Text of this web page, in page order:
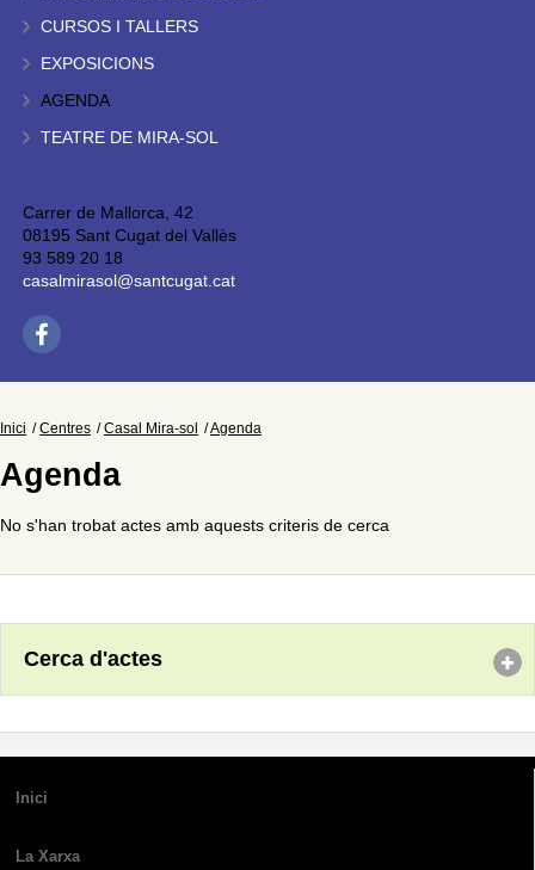
CURSOS I TALLERS
EXPOSICIONS
AGENDA
TEATRE DE MIRA-SOL
Carrer de Mallorca, 42
08195 Sant Cugat del Vallès
93 589 20 18
casalmirasol@santcugat.cat
Inici Centres Casal Mira-sol Agenda
Agenda
No s'han trobat actes amb aquests criteris de cerca
Cerca d'actes
Inici
La Xarxa